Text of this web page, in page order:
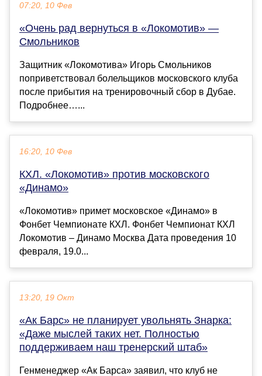
07:20, 10 Фев
«Очень рад вернуться в «Локомотив» —
Смольников
Защитник «Локомотива» Игорь Смольников
поприветствовал болельщиков московского клуба
после прибытия на тренировочный сбор в Дубае.
Подробнее…...
16:20, 10 Фев
КХЛ. «Локомотив» против московского
«Динамо»
«Локомотив» примет московское «Динамо» в
Фонбет Чемпионате КХЛ. Фонбет Чемпионат КХЛ
Локомотив – Динамо Москва Дата проведения 10
февраля, 19.0...
13:20, 19 Окт
«Ак Барс» не планирует увольнять Знарка:
«Даже мыслей таких нет. Полностью
поддерживаем наш тренерский штаб»
Генменеджер «Ак Барса» заявил, что клуб не